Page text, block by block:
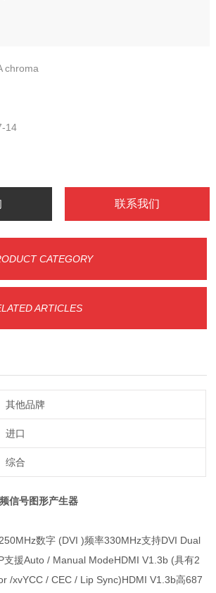
chroma
14
联系我们
CATEGORY
ARTICLES
其他品牌
进口
综合
信号图形产生器
数字 (DVI )频率330MHz支持DVI Dual
支援Auto / Manual ModeHDMI V1.3b (具有2
/xvYCC / CEC / Lip Sync)HDMI V1.3b高687